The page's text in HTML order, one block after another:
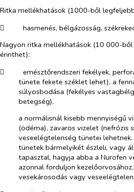
Ritka mellékhatások (1000-ből
​
hasmenés, bélgázosság,
Nagyon ritka mellékhatások (10 000-
érinthet):
​
emésztőrendszeri fekélyek,
tünete fekete széklet lehet), a
súlyosbodása (fekélyes
betegség),
a normálisnál kisebb mennyiségű
(ödéma), zavaros vizelet (nefrózis
veseelégtelenség tünetei
tünetek bármelyikét észleli, vagy
tapasztal, hagyja abba a Nurofen
azonnal forduljon
vesekárosodás vagy